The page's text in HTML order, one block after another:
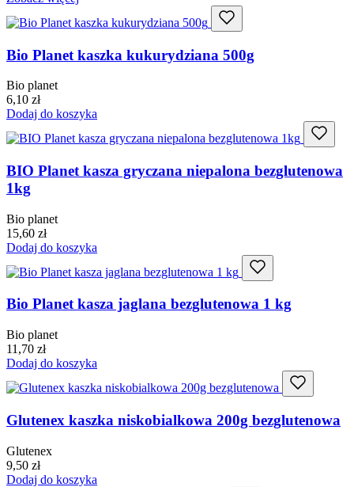
Bio Planet kaszka kukurydziana 500g
Bio planet
6,10 zł
Dodaj do koszyka
BIO Planet kasza gryczana niepalona bezglutenowa
1kg
Bio planet
15,60 zł
Dodaj do koszyka
Bio Planet kasza jaglana bezglutenowa 1 kg
Bio planet
11,70 zł
Dodaj do koszyka
Glutenex kaszka niskobialkowa 200g bezglutenowa
Glutenex
9,50 zł
Dodaj do koszyka